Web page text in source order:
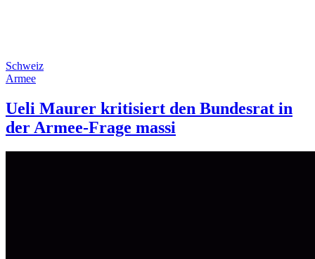
Schweiz
Armee
Ueli Maurer kritisiert den Bundesrat in
der Armee-Frage massi